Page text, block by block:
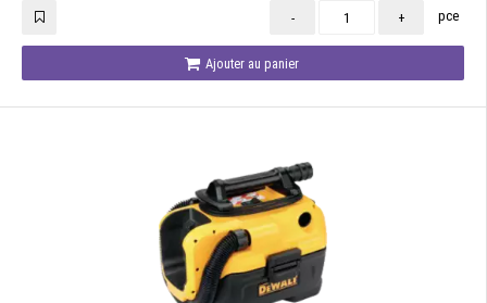
- + pce
Ajouter au panier